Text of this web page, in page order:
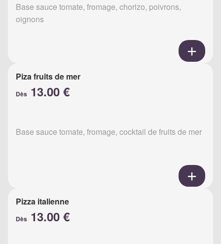
Base sauce tomate, fromage, chorizo, poivrons,
oignons
Piza fruits de mer
Dès 13.00 €
Base sauce tomate, fromage, cocktail de fruits de mer
Pizza italienne
Dès 13.00 €